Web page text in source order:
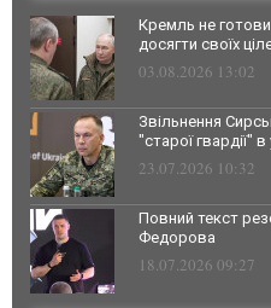
Кремль не
досягти своїх
03.08.2026 13:02
Звільнення
"старої гвардії" в
23.07.2026 10:32
Повний текст
Федорова
18.07.2026 09:27